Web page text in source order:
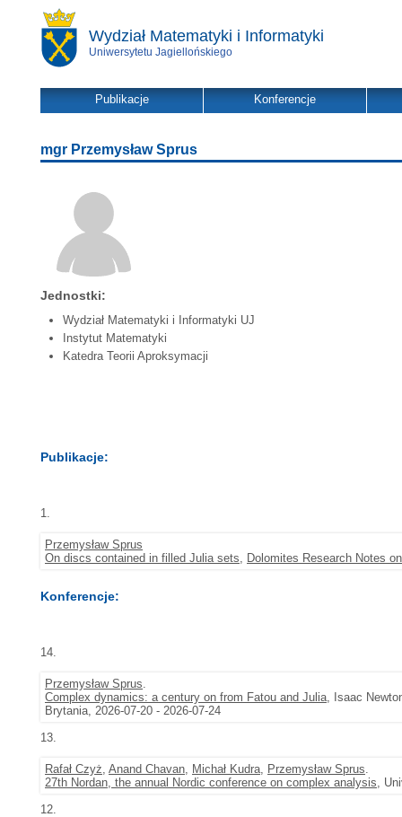
Wydział Matematyki i Informatyki
Uniwersytetu Jagiellońskiego
Publikacje Konferencje
mgr Przemysław Sprus
Jednostki:
Wydział Matematyki i Informatyki UJ
Instytut Matematyki
Katedra Teorii Aproksymacji
Publikacje:
1.
Przemysław Sprus
On discs contained in filled Julia sets, Dolomites Research Notes
Konferencje:
14.
Przemysław Sprus.
Complex dynamics: a century on from Fatou and Julia, Isaac
Brytania, 2026-07-20 - 2026-07-24
13.
Rafał Czyż, Anand Chavan, Michał Kudra, Przemysław Sprus.
27th Nordan, the annual Nordic conference on complex analysis,
12.